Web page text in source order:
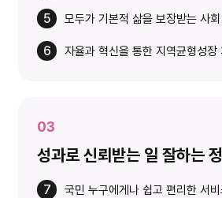
5 모두가 기본적 삶을 보장받는 사
6 자율과 혁신을 통한 지역균형성장
03
성과로 신뢰받는 일 잘하는
7 국민 누구에게나 쉽고 편리한 서